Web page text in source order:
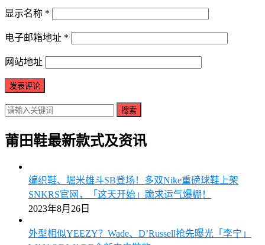
显示名称 *
电子邮箱地址 *
网站地址
搜索
莆田鞋最新款式及资讯
编织鞋、堀米雄斗SB登场！多双Nike重磅球鞋上架
SNKRS官网，「这天开始」跪求运气爆棚！
2023年8月26日
外型相似YEEZY？Wade、D’Russell抢先曝光「李宁」